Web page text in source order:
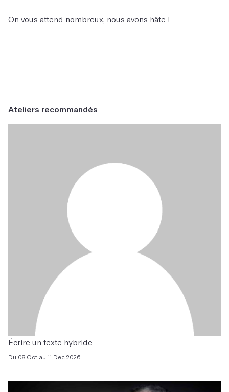
On vous attend nombreux, nous avons hâte !
Ateliers recommandés
Écrire un texte hybride
Du 08 Oct au 11 Dec 2026